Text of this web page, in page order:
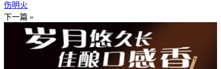
伤明火
下一篇 »